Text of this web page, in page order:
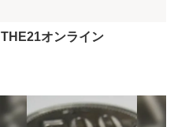
THE21オンライン